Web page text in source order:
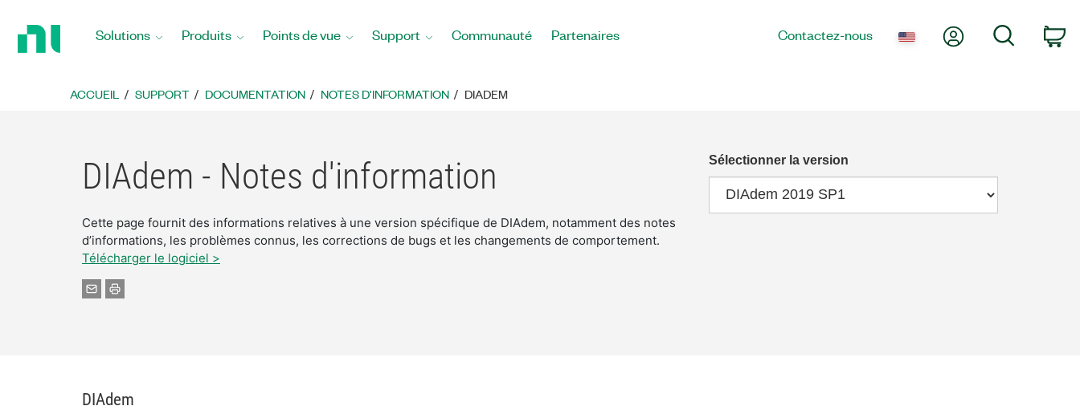
Solutions Produits Points de vue Support Communauté Partenaires Contactez-nous Mon compte
ACCUEIL SUPPORT DOCUMENTATION NOTES D'INFORMATION DIADEM
DIAdem - Notes d'information
Cette page fournit des informations relatives à une version spécifique de DIAdem, notamment des notes
d’informations, les problèmes connus, les corrections de bugs et les changements de comportement.
Télécharger le logiciel >
Sélectionner la version
DIAdem